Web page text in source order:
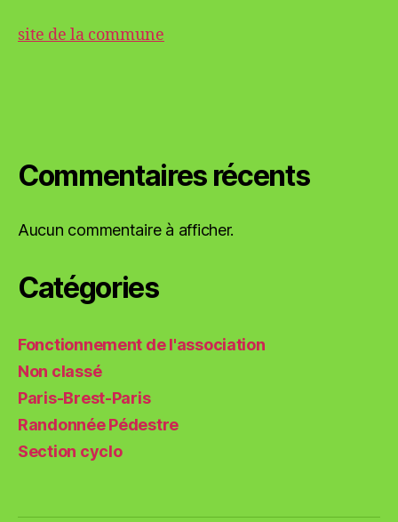
site de la commune
Commentaires récents
Aucun commentaire à afficher.
Catégories
Fonctionnement de l'association
Non classé
Paris-Brest-Paris
Randonnée Pédestre
Section cyclo